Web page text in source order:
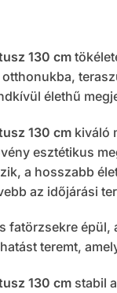
130 cm
élethű
130 cmkiváló
esztétikus
a hosszabb
az időjárási
fatörzsekre
teremt,
130 cmstabil